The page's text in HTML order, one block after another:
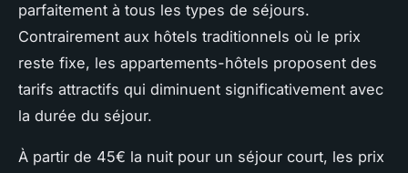
parfaitement à tous les types de séjours.
Contrairement aux hôtels traditionnels où le prix
reste fixe, les appartements-hôtels proposent des
tarifs attractifs qui diminuent significativement avec
la durée du séjour.
À partir de 45€ la nuit pour un séjour court, les prix